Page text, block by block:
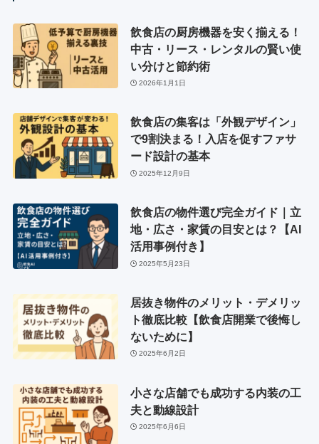
飲食店の厨房機器を安く揃える！
中古・リース・レンタルの賢い使
い分けと節約術
2026年1月1日
飲食店の集客は「外観デザイン」
で9割決まる！入店を促すファサ
ード設計の基本
2025年12月9日
飲食店の物件選び完全ガイド｜立
地・広さ・家賃の目安とは？【AI
活用事例付き】
2025年5月23日
居抜き物件のメリット・デメリッ
ト徹底比較【飲食店開業で後悔し
ないために】
2025年6月2日
小さな店舗でも成功する内装の工
夫と動線設計
2025年6月6日